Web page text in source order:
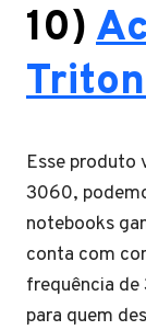
10)
Esse produto
3060,
notebooks
conta com
frequência
para quem